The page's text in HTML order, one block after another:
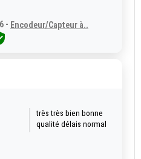
- Encodeur/Capteur à..
très très bien bonne
qualité délais normal